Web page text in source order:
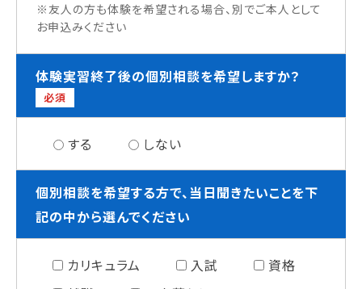
※友人の方も体験を希望される場合、別でご本人として
お申込みください
体験実習終了後の個別相談を希望しますか？
必須
する しない
個別相談を希望する方で、当日聞きたいことを下
記の中から選んでください
カリキュラム 入試
資格